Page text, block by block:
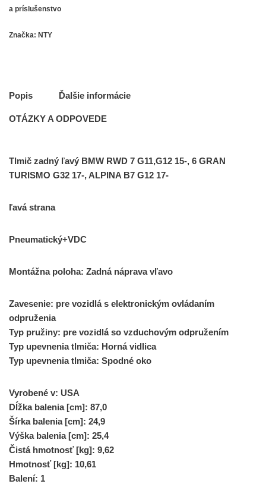
a príslušenstvo
Značka: NTY
Popis Ďalšie informácie
OTÁZKY A ODPOVEDE
Tlmič zadný ľavý BMW RWD 7 G11,G12 15-, 6 GRAN
TURISMO G32 17-, ALPINA B7 G12 17-
ľavá strana
Pneumatický+VDC
Montážna poloha: Zadná náprava vľavo
Zavesenie: pre vozidlá s elektronickým ovládaním
odpruženia
Typ pružiny: pre vozidlá so vzduchovým odpružením
Typ upevnenia tlmiča: Horná vidlica
Typ upevnenia tlmiča: Spodné oko
Vyrobené v: USA
Dĺžka balenia [cm]: 87,0
Šírka balenia [cm]: 24,9
Výška balenia [cm]: 25,4
Čistá hmotnosť [kg]: 9,62
Hmotnosť [kg]: 10,61
Balení: 1